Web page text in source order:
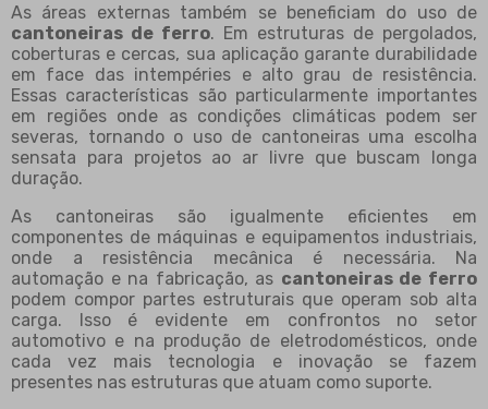
As áreas externas também se beneficiam do uso de
cantoneiras de ferro. Em estruturas de pergolados,
coberturas e cercas, sua aplicação garante durabilidade
em face das intempéries e alto grau de resistência.
Essas características são particularmente importantes
em regiões onde as condições climáticas podem ser
severas, tornando o uso de cantoneiras uma escolha
sensata para projetos ao ar livre que buscam longa
duração.
As cantoneiras são igualmente eficientes em
componentes de máquinas e equipamentos industriais,
onde a resistência mecânica é necessária. Na
automação e na fabricação, as cantoneiras de ferro
podem compor partes estruturais que operam sob alta
carga. Isso é evidente em confrontos no setor
automotivo e na produção de eletrodomésticos, onde
cada vez mais tecnologia e inovação se fazem
presentes nas estruturas que atuam como suporte.